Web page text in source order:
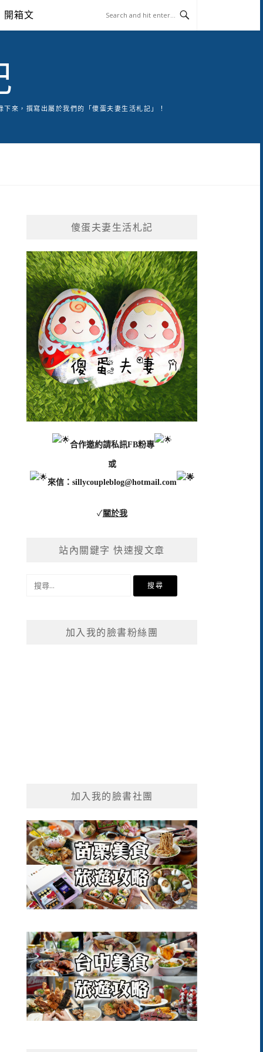
開箱文
來，撰寫出屬於我們的「傻蛋夫妻生活札記」！
傻蛋夫妻生活札記
合作邀約請私訊FB粉專
或
來信： sillycoupleblog@hotmail.com
✓關於我
站內關鍵字 快速搜文章
加入我的臉書粉絲團
加入我的臉書社團